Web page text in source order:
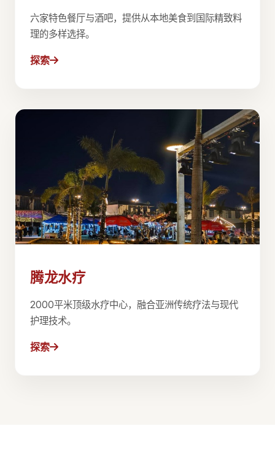
六家特色餐厅与酒吧，提供从本地美食到国际精致料
理的多样选择。
探索
腾龙水疗
2000平米顶级水疗中心，融合亚洲传统疗法与现代
护理技术。
探索